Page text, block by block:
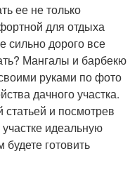
ее не только
для отдыха
сильно дорого все
Мангалы и барбекю
руками по фото
дачного участка.
и посмотрев
идеальную
готовить